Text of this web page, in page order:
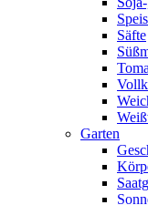
Säfte
Garten